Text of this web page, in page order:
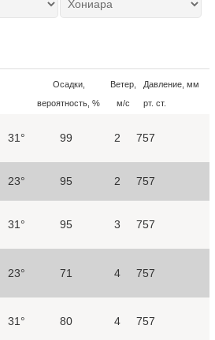
Осадки,
вероятность, %
Ветер,
м/с
Давление, мм
рт. ст.
31° 99 2 757
23° 95 2 757
31° 95 3 757
23° 71 4 757
31° 80 4 757